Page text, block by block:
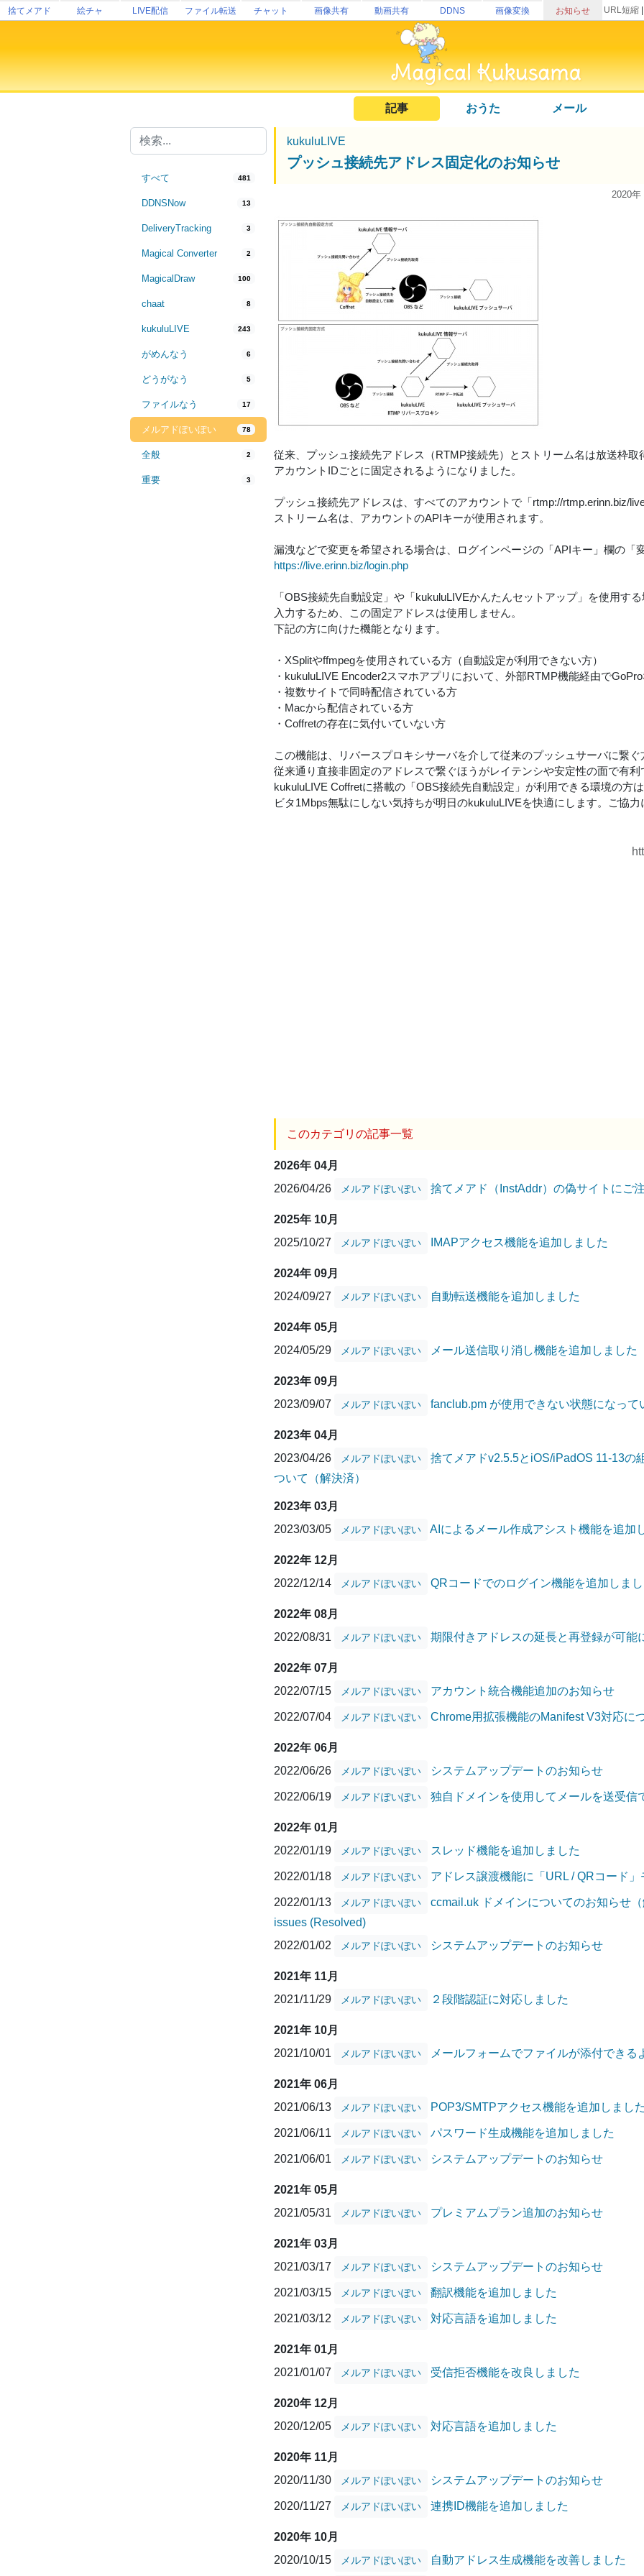
捨てメアド 絵チャ LIVE配信 ファイル転送 チャット 画像共有 動画共有 DDNS 画像変換 お知らせ URL短縮
記事 おうた メール
すべて 481
DDNSNow 13
DeliveryTracking 3
Magical Converter 2
MagicalDraw 100
chaat 8
kukuluLIVE 243
がめんなう 6
どうがなう 5
ファイルなう 17
メルアドぽいぽい 78
全般 2
重要 3
kukuluLIVE
プッシュ接続先アドレス固定化のお知らせ
2020年
従来、プッシュ接続先アドレス（RTMP接続先）とストリーム名は放送枠取
アカウントIDごとに固定されるようになりました。
プッシュ接続先アドレスは、すべてのアカウントで「rtmp://rtmp.erinn.biz/
ストリーム名は、アカウントのAPIキーが使用されます。
漏洩などで変更を希望される場合は、ログインページの「APIキー」欄の「
https://live.erinn.biz/login.php
「OBS接続先自動設定」や「kukuluLIVEかんたんセットアップ」を使用す
入力するため、この固定アドレスは使用しません。
下記の方に向けた機能となります。
・XSplitやffmpegを使用されている方（自動設定が利用できない方）
・kukuluLIVE Encoder2スマホアプリにおいて、外部RTMP機能経由で
・複数サイトで同時配信されている方
・Macから配信されている方
・Coffretの存在に気付いていない方
この機能は、リバースプロキシサーバを介して従来のプッシュサーバに繋ぐ
従来通り直接非固定のアドレスで繋ぐほうがレイテンシや安定性の面で有利
kukuluLIVE Coffretに搭載の「OBS接続先自動設定」が利用できる環境の方
ビタ1Mbps無駄にしない気持ちが明日のkukuluLIVEを快適にします。ご協力
このカテゴリの記事一覧
2026年 04月
2026/04/26
メルアドぽいぽい 捨てメアド（InstAddr）の偽サイトにご
2025年 10月
2025/10/27
メルアドぽいぽい IMAPアクセス機能を追加しました
2024年 09月
2024/09/27
メルアドぽいぽい 自動転送機能を追加しました
2024年 05月
2024/05/29
メルアドぽいぽい メール送信取り消し機能を追加しました
2023年 09月
2023/09/07
メルアドぽいぽい fanclub.pm が使用できない状態になって
2023年 04月
2023/04/26
メルアドぽいぽい
捨てメアドv2.5.5とiOS/iPadOS 11-13の
ついて（解決済）
2023年 03月
2023/03/05
メルアドぽいぽい AIによるメール作成アシスト機能を追加
2022年 12月
2022/12/14
メルアドぽいぽい QRコードでのログイン機能を追加しまし
2022年 08月
2022/08/31
メルアドぽいぽい 期限付きアドレスの延長と再登録が可能
2022年 07月
2022/07/15
メルアドぽいぽい アカウント統合機能追加のお知らせ
2022/07/04 メルアドぽいぽい Chrome用拡張機能のManifest V3対応に
2022年 06月
2022/06/26
メルアドぽいぽい システムアップデートのお知らせ
2022/06/19 メルアドぽいぽい 独自ドメインを使用してメールを送受信
2022年 01月
2022/01/19
メルアドぽいぽい スレッド機能を追加しました
2022/01/18 メルアドぽいぽい アドレス譲渡機能に「URL / QRコード
2022/01/13 メルアドぽいぽい
ccmail.uk ドメインについてのお知らせ
issues (Resolved)
2022/01/02
メルアドぽいぽい システムアップデートのお知らせ
2021年 11月
2021/11/29
メルアドぽいぽい ２段階認証に対応しました
2021年 10月
2021/10/01
メルアドぽいぽい メールフォームでファイルが添付できる
2021年 06月
2021/06/13
メルアドぽいぽい POP3/SMTPアクセス機能を追加しました
2021/06/11 メルアドぽいぽい パスワード生成機能を追加しました
2021/06/01 メルアドぽいぽい システムアップデートのお知らせ
2021年 05月
2021/05/31
メルアドぽいぽい プレミアムプラン追加のお知らせ
2021年 03月
2021/03/17
メルアドぽいぽい システムアップデートのお知らせ
2021/03/15 メルアドぽいぽい 翻訳機能を追加しました
2021/03/12 メルアドぽいぽい 対応言語を追加しました
2021年 01月
2021/01/07
メルアドぽいぽい 受信拒否機能を改良しました
2020年 12月
2020/12/05
メルアドぽいぽい 対応言語を追加しました
2020年 11月
2020/11/30
メルアドぽいぽい システムアップデートのお知らせ
2020/11/27 メルアドぽいぽい 連携ID機能を追加しました
2020年 10月
2020/10/15
メルアドぽいぽい 自動アドレス生成機能を改善しました